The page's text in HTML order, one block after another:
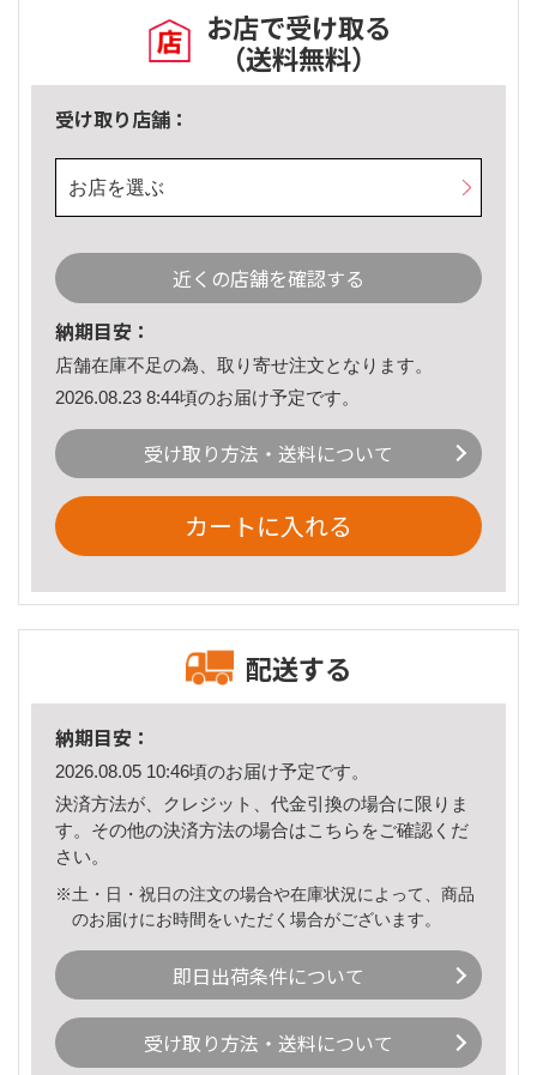
お店で受け取る
（送料無料）
受け取り店舗：
お店を選ぶ
近くの店舗を確認する
納期目安：
店舗在庫不足の為、取り寄せ注文となります。
2026.08.23 8:44頃のお届け予定です。
受け取り方法・送料について
カートに入れる
配送する
納期目安：
2026.08.05 10:46頃のお届け予定です。
決済方法が、クレジット、代金引換の場合に限りま
す。その他の決済方法の場合はこちら をご確認くだ
さい。
※土・日・祝日の注文の場合や在庫状況によって、商品
のお届けにお時間をいただく場合がございます。
即日出荷条件について
受け取り方法・送料について